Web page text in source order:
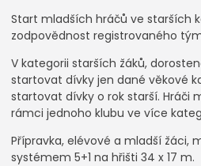
Start mladších hráčů ve starších
zodpovědnost registrovaného
V kategorii starších žáků,
startovat dívky jen dané věkové
startovat dívky o rok starší. Hráči
rámci jednoho klubu ve více
Přípravka, elévové a mladší žáci,
systémem 5+1 na hřišti 34 x 17 m.